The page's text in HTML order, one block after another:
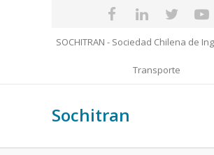
SOCHITRAN - Sociedad Chilena de
Transporte
Sochitran